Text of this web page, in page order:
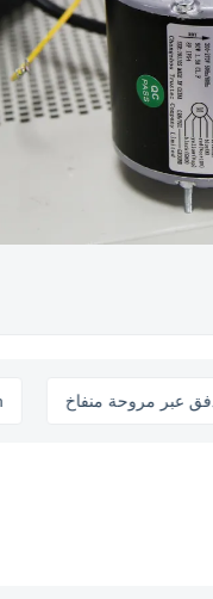
تدفق عبر مروحة منفاخ